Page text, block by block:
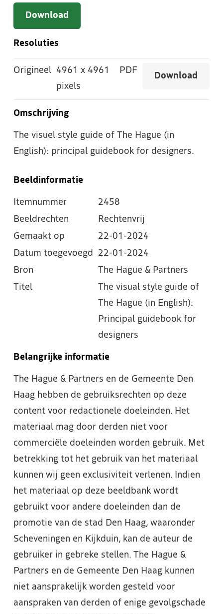
Download
Resoluties
Origineel 4961 x 4961
pixels
PDF
Download
Omschrijving
The visuel style guide of The Hague (in
English): principal guidebook for designers.
Beeldinformatie
Itemnummer
2458
Beeldrechten
Rechtenvrij
Gemaakt op
22-01-2024
Datum toegevoegd
22-01-2024
Bron
The Hague & Partners
Titel
The visual style guide of
The Hague (in English):
Principal guidebook for
designers
Belangrijke informatie
The Hague & Partners en de Gemeente Den
Haag hebben de gebruiksrechten op deze
content voor redactionele doeleinden. Het
materiaal mag door derden niet voor
commerciële doeleinden worden gebruik. Met
betrekking tot het gebruik van het materiaal
kunnen wij geen exclusiviteit verlenen. Indien
het materiaal op deze beeldbank wordt
gebruikt voor andere doeleinden dan de
promotie van de stad Den Haag, waaronder
Scheveningen en Kijkduin, kan de auteur de
gebruiker in gebreke stellen. The Hague &
Partners en de Gemeente Den Haag kunnen
niet aansprakelijk worden gesteld voor
aanspraken van derden of enige gevolgschade